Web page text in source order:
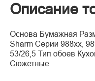
Описание
Основа Бумажная
Sharm Серии 988xx,
53/26,5 Тип обоев
Сюжетные